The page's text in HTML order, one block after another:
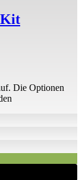
Kit
Die Optionen